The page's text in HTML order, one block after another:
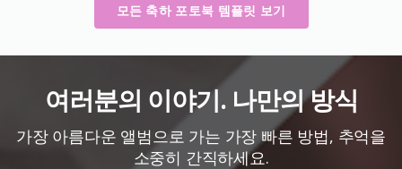
모든 축하 포토북 템플릿 보기
여러분의 이야기. 나만의 방식
가장 아름다운 앨범으로 가는 가장 빠른 방법, 추억을
소중히 간직하세요.